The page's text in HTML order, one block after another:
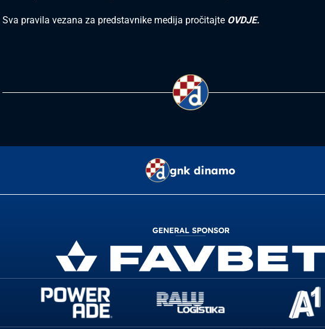
Sva pravila vezana za predstavnike medija pročitajte OVDJE.
gnk dinamo
GENERAL SPONSOR